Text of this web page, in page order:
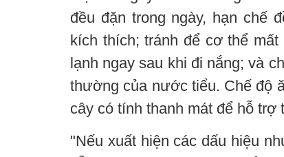
đều đặn trong ngày, hạn chế
kích thích; tránh để cơ thể
lạnh ngay sau khi đi nắng; và
thường của nước tiểu. Chế độ
cây có tính thanh mát để hỗ trợ
"Nếu xuất hiện các dấu hiệu